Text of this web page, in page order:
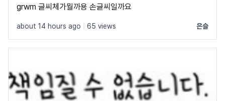
grwm 글씨체가뭘까용 손글씨일까요
about 14 hours ago 65 views 은슬